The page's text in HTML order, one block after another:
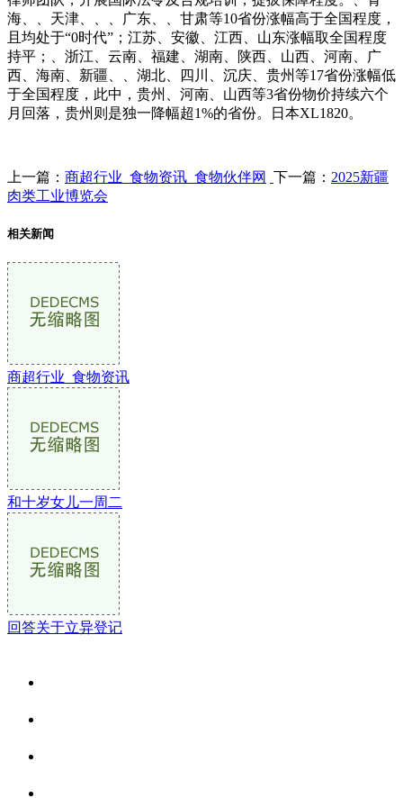
海、、天津、、、广东、、甘肃等10省份涨幅高于全国程度，
且均处于“0时代”；江苏、安徽、江西、山东涨幅取全国程度
持平；、浙江、云南、福建、湖南、陕西、山西、河南、广
西、海南、新疆、、湖北、四川、沉庆、贵州等17省份涨幅低
于全国程度，此中，贵州、河南、山西等3省份物价持续六个
月回落，贵州则是独一降幅超1%的省份。日本XL1820。
上一篇： 商超行业_食物资讯_食物伙伴网 下一篇： 2025新疆
肉类工业博览会
相关新闻
商超行业_食物资讯
和十岁女儿一周二
回答关于立异登记